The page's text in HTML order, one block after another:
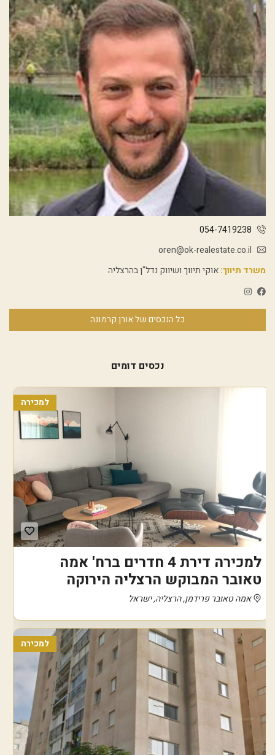
054-7419238
oren@ok-realestate.co.il
משרד תיווך:אוקי תיווך ושיווק נדל"ן בהרצליה
כל הנכסים של אורן קרמונה
נכסים דומים
למכירה
למכירה דירת 4 חדרים ברח' אמה
טאובר המבוקש הרצליה הירוקה
אמה טאובר פרידמן, הרצליה, ישראל
למכירה